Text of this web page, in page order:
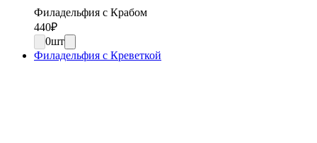
Филадельфия с Крабом
440₽
0шт
Филадельфия с Креветкой